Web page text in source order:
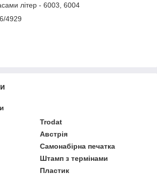
літер - 6003, 6004
4929
Trodat
Австрія
Самонабірна печатка
Штамп з термінами
Пластик